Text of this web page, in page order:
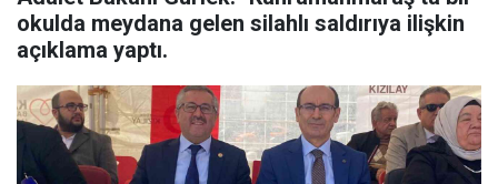
okulda meydana gelen silahlı saldırıya ilişkin
açıklama yaptı.